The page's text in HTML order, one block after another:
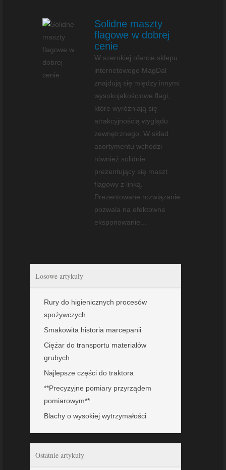
Solidne maszty
flagowe w dobrej
cenie
W szerokiej ofercie sklepu
internetowego MagDal
znajdują się między innymi
wysokojakościowe flagi,
które wyróżniają się
atrakcyjnością wyglądu
zewnętrznego. W skład
asortymentu wchodzi
również solidnie
prezentujący się maszt
flagowy z linką.
Prezentowane rozwiązanie
pozwala na efektowne
eksponowanie...
Losowe artykuły
Rury do higienicznych procesów
spożywczych
Smakowita historia marcepanii
Ciężar do transportu materiałów
grubych
Najlepsze części do traktora
**Precyzyjne pomiary przyrządem
pomiarowym**
Blachy o wysokiej wytrzymałości
Ostatnie artykuły